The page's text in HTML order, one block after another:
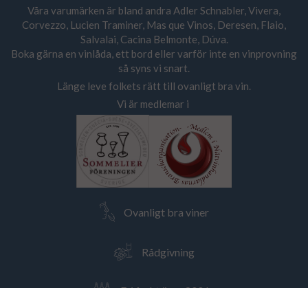
Våra varumärken är bland andra Adler Schnabler, Vivera,
Corvezzo, Lucien Traminer, Mas que Vinos, Deresen, Flaio,
Salvalai, Cacina Belmonte, Dúva.
Boka gärna en vinlåda, ett bord eller varför inte en vinprovning
så syns vi snart.
Länge leve folkets rätt till ovanligt bra vin.
Vi är medlemar i
Ovanligt bra viner
Rådgivning